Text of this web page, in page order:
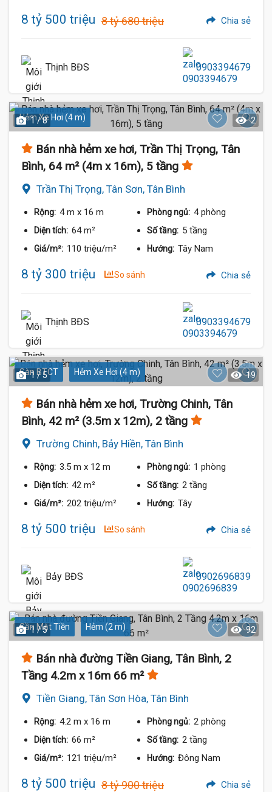
8 tỷ 500 triệu 8 tỷ 680 triệu Chia sẻ
Thịnh BĐS 0903394679
Hẻm Xe Hơi (4 m)
1 / 8 2
Bán nhà hẻm xe hơi, Trần Thị Trọng, Tân
Bình, 64 m² (4m x 16m), 5 tầng
Trần Thị Trọng, Tân Sơn, Tân Bình
Rộng: 4 m x 16 m Phòng ngủ: 4 phòng
Diện tích: 64 m² Số tầng: 5 tầng
Giá/m²: 110 triệu/m² Hướng: Tây Nam
8 tỷ 300 triệu So sánh Chia sẻ
Thịnh BĐS 0903394679
Sàn BTCT Hẻm Xe Hơi (4 m)
1 / 5 19
Bán nhà hẻm xe hơi, Trường Chinh, Tân
Bình, 42 m² (3.5m x 12m), 2 tầng
Trường Chinh, Bảy Hiền, Tân Bình
Rộng: 3.5 m x 12 m Phòng ngủ: 1 phòng
Diện tích: 42 m² Số tầng: 2 tầng
Giá/m²: 202 triệu/m² Hướng: Tây
8 tỷ 500 triệu So sánh Chia sẻ
Bảy BĐS 0902696839
Gần Mặt Tiền Hẻm (2 m)
1 / 5 92
Bán nhà đường Tiền Giang, Tân Bình, 2
Tầng 4.2m x 16m 66 m²
Tiền Giang, Tân Sơn Hòa, Tân Bình
Rộng: 4.2 m x 16 m Phòng ngủ: 2 phòng
Diện tích: 66 m² Số tầng: 2 tầng
Giá/m²: 121 triệu/m² Hướng: Đông Nam
8 tỷ 500 triệu 8 tỷ 900 triệu Chia sẻ